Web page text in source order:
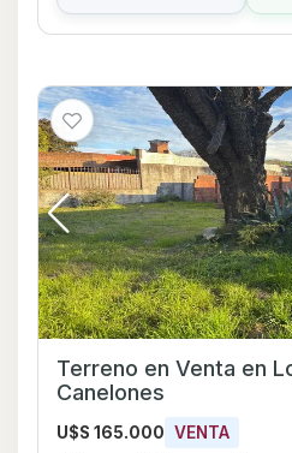
Terreno en Venta en Lomas de Solymar,
Canelones
U$S 165.000 VENTA